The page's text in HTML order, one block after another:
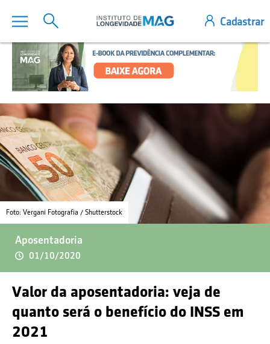
Foto: Vergani Fotografia / Shutterstock
Aposentadoria
01/10/2020
Valor da aposentadoria: veja de
quanto será o benefício do INSS em
2021